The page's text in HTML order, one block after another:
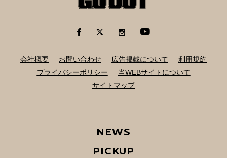
会社概要 お問い合わせ 広告掲載について
利用規約
プライバシーポリシー
当WEBサイトについて
サイトマップ
NEWS
PICKUP